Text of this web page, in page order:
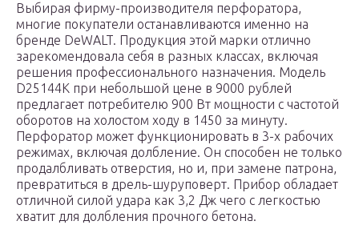
Выбирая фирму-производителя перфоратора,
многие покупатели останавливаются именно на
бренде DeWALT. Продукция этой марки отлично
зарекомендовала себя в разных классах, включая
решения профессионального назначения. Модель
D25144K при небольшой цене в 9000 рублей
предлагает потребителю 900 Вт мощности с частотой
оборотов на холостом ходу в 1450 за минуту.
Перфоратор может функционировать в 3-х рабочих
режимах, включая долбление. Он способен не только
продалбливать отверстия, но и, при замене патрона,
превратиться в дрель-шуруповерт. Прибор обладает
отличной силой удара как 3,2 Дж чего с легкостью
хватит для долбления прочного бетона.